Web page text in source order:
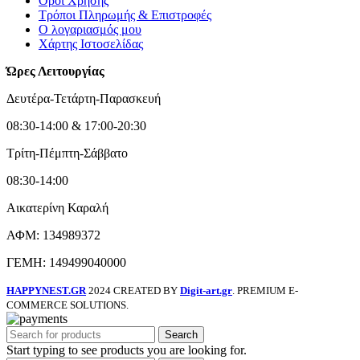
Τρόποι Πληρωμής & Επιστροφές
Ο λογαριασμός μου
Χάρτης Ιστοσελίδας
Ώρες Λειτουργίας
Δευτέρα-Τετάρτη-Παρασκευή
08:30-14:00 & 17:00-20:30
Τρίτη-Πέμπτη-Σάββατο
08:30-14:00
Αικατερίνη Καραλή
ΑΦΜ: 134989372
ΓΕΜΗ: 149499040000
HAPPYNEST.GR 2024 CREATED BY Digit-art.gr . PREMIUM E-
COMMERCE SOLUTIONS.
Search
Start typing to see products you are looking for.